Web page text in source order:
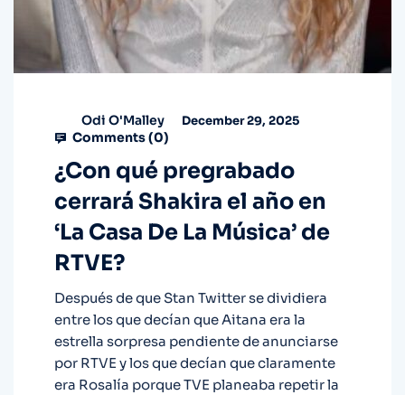
Odi O'Malley December 29, 2025
Comments (0)
¿Con qué pregrabado
cerrará Shakira el año en
‘La Casa De La Música’ de
RTVE?
Después de que Stan Twitter se dividiera
entre los que decían que Aitana era la
estrella sorpresa pendiente de anunciarse
por RTVE y los que decían que claramente
era Rosalía porque TVE planeaba repetir la